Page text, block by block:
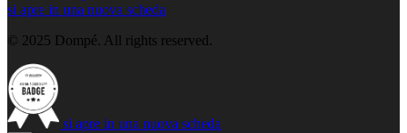
si apre in una nuova scheda
© 2025 Dompé. All rights reserved.
si apre in una nuova scheda